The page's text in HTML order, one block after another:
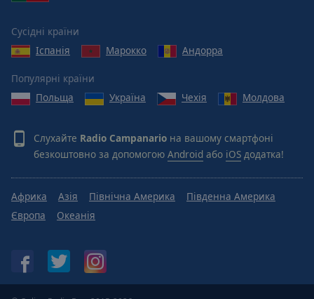
Сусідні країни
Іспанія
Марокко Андорра
Популярні країни
Польща
Україна Чехія Молдова
Слухайте Radio Campanario на вашому смартфоні
безкоштовно за допомогою Android або iOS додатка!
Африка Азія Північна Америка
Південна Америка
Європа
Океанія